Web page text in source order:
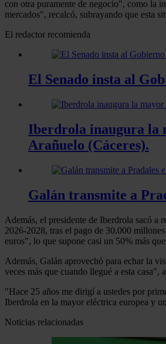
con otra puramente de negocio", como la
mercados", recalcó, subrayando que esta
El redactor recomienda
El Senado insta al
Iberdrola inaugura la
Arañuelo (Cáceres).
Galán transmite a
Además, el presidente de Iberdrola sacó
2026-2028, tras el pago de 30.000
euros", lo que supone casi un 50% más
Además, Galán aprovechó para echar la
veces más que cuando llegué a esta casa",
"Hace 25 años me dirigí a ustedes por
Iberdrola en la mayor eléctrica europea y
Noticias relacionadas